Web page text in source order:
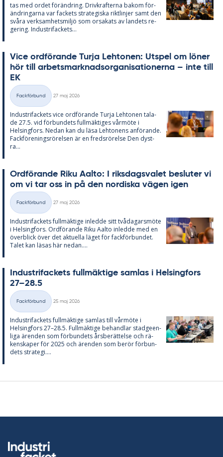
tas med or­det för­änd­ring. Driv­kraf­ter­na bakom för­
änd­ring­ar­na var fac­kets stra­te­gis­ka rikt­lin­jer samt den
svå­ra verk­sam­hets­miljö som or­sa­ka­ts av lan­dets re­
ge­ring. In­du­stri­fac­kets...
Vice ord­fö­ran­de Turja Lehto­nen: Ut­spel om lö­ner
hör till ar­bets­mark­nads­or­ga­ni­sa­tio­ner­na – inte till
EK
Kategorier
Fackförbund
27 maj 2026
In­du­stri­fac­kets vice ord­fö­ran­de Turja Lehto­nen ta­la­
de 27.5. vid för­bun­dets full­mäk­ti­ges vår­möte i
Helsing­fors. Ne­dan kan du läsa Lehto­nens an­fö­ran­de.
Fack­för­e­nings­rö­rel­sen är en freds­rö­rel­se Den dyst­
ra...
Ord­fö­ran­de Riku Aal­to: I riks­dags­va­let be­slu­ter vi
om vi tar oss in på den nor­dis­ka vägen igen
Kategorier
Fackförbund
27 maj 2026
In­du­stri­fac­kets full­mäk­ti­ge in­led­de sitt två­da­garsmöte
i Helsing­fors. Ord­fö­ran­de Riku Aal­to in­led­de med en
över­blick över det ak­tu­el­la lä­get för fack­för­bun­det.
Ta­let kan lä­sas här ne­dan....
In­du­stri­fac­kets full­mäk­ti­ge sam­las i Helsing­fors
27–28.5
Kategorier
Fackförbund
25 maj 2026
In­du­stri­fac­kets full­mäk­ti­ge sam­las till vår­möte i
Helsing­fors 27–28.5. Full­mäk­ti­ge be­hand­lar stad­ge­en­
li­ga ären­den som för­bun­dets års­be­rät­tel­se och rä­
ken­ska­per för 2025 och ären­den som be­rör för­bun­
dets stra­te­gi....